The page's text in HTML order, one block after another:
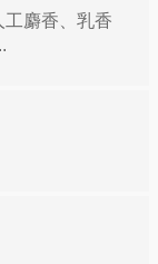
麝香、乳香